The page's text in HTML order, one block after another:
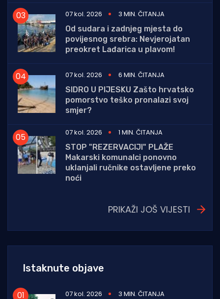
07 kol. 2026
3 MIN. ČITANJA
Od sudara i zadnjeg mjesta do
povijesnog srebra: Nevjerojatan
preokret Lađarica u plavom!
07 kol. 2026
6 MIN. ČITANJA
SIDRO U PIJESKU Zašto hrvatsko
pomorstvo teško pronalazi svoj
smjer?
07 kol. 2026
1 MIN. ČITANJA
STOP "REZERVACIJI" PLAŽE
Makarski komunalci ponovno
uklanjali ručnike ostavljene preko
noći
PRIKAŽI JOŠ VIJESTI
Istaknute objave
07 kol. 2026
3 MIN. ČITANJA